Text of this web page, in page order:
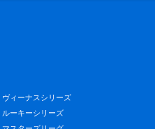
ヴィーナスシリーズ
ルーキーシリーズ